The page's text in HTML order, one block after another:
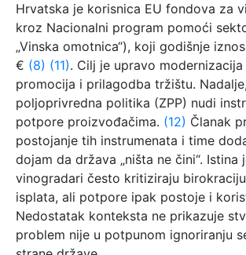
Hrvatska je korisnica EU fondova za
kroz Nacionalni program pomoći
„Vinska omotnica“), koji godišnje
€ (8) (11). Cilj je upravo
promocija i prilagodba tržištu.
poljoprivredna politika (ZPP) nudi
potpore proizvođačima. (12) Članak
postojanje tih instrumenata i time
dojam da država „ništa ne čini“. Istina
vinogradari često kritiziraju
isplata, ali potpore ipak postoje i
Nedostatak konteksta ne prikazuje
problem nije u potpunom ignoriranju